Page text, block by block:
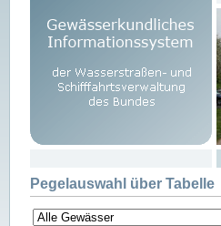
Pegelauswahl über Tabelle